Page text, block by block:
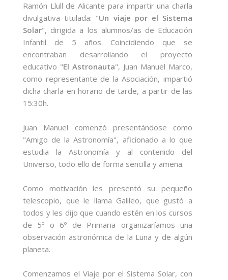
Ramón Llull de Alicante para impartir una charla
divulgativa titulada: "Un viaje por el Sistema
Solar", dirigida a los alumnos/as de Educación
Infantil de 5 años. Coincidiendo que se
encontraban desarrollando el proyecto
educativo "El Astronauta", Juan Manuel Marco,
como representante de la Asociación, impartió
dicha charla en horario de tarde, a partir de las
15:30h.
Juan Manuel comenzó presentándose como
"Amigo de la Astronomía", aficionado a lo que
estudia la Astronomía y al contenido del
Universo, todo ello de forma sencilla y amena.
Como motivación les presentó su pequeño
telescopio, que le llama Galileo, que gustó a
todos y les dijo que cuando estén en los cursos
de 5º o 6º de Primaria organizaríamos una
observación astronómica de la Luna y de algún
planeta.
Comenzamos el Viaje por el Sistema Solar, con